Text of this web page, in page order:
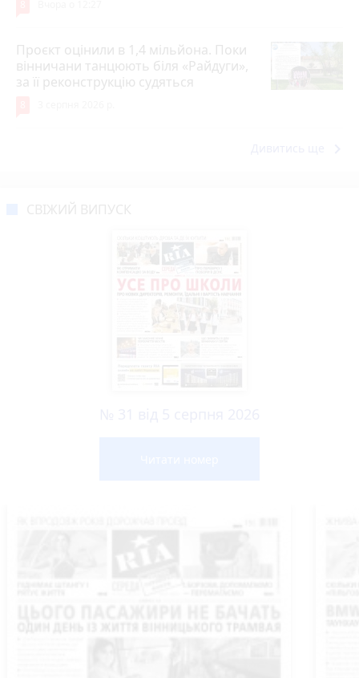
Проєкт оцінили в 1,4 мільйона. Поки
вінничани танцюють біля «Райдуги»,
за її реконструкцію судяться